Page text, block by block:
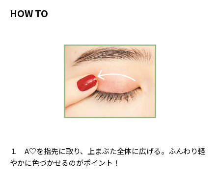
HOW TO
１ A♡を指先に取り、上まぶた全体に広げる。ふんわり軽
やかに色づかせるのがポイント！